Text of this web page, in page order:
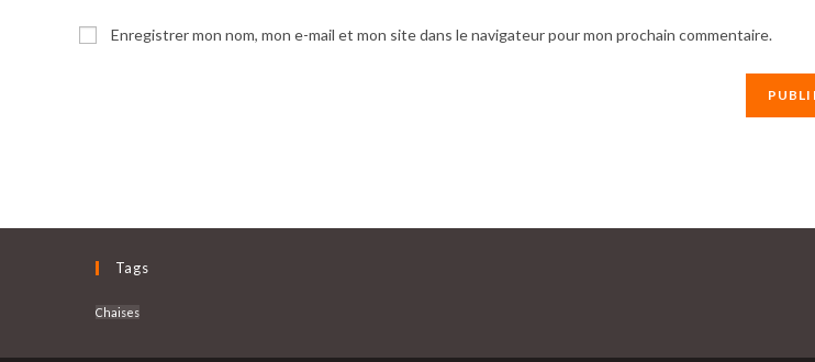
name
or
(optional)
Enregistrer mon nom, mon e-mail et mon site dans le navigateur pour mon prochain commentaire.
Tags
Chaises